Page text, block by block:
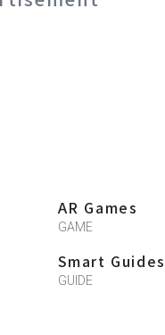
AR Games
GAME
Smart Guides
GUIDE